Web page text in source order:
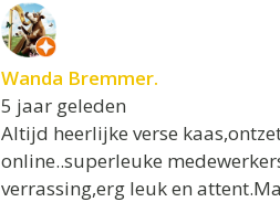
Wanda Bremmer.
5 jaar geleden
Altijd heerlijke verse
online..superleuke
verrassing,erg leuk en